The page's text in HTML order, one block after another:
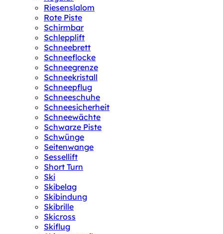
Riesenslalom
Rote Piste
Schirmbar
Schlepplift
Schneebrett
Schneeflocke
Schneegrenze
Schneekristall
Schneepflug
Schneeschuhe
Schneesicherheit
Schneewächte
Schwarze Piste
Schwünge
Seitenwange
Sessellift
Short Turn
Ski
Skibelag
Skibindung
Skibrille
Skicross
Skiflug